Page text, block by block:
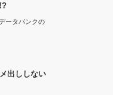
ータバンクの
出ししない